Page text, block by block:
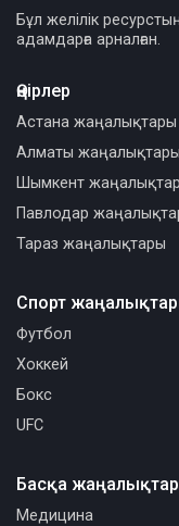
Бұл желілік
адамдарға арналған.
Өңірлер
Астана жаңалықтары
Алматы жаңалықтары
Шымкент
Павлодар
Тараз жаңалықтары
Спорт
Футбол
Хоккей
Бокс
UFC
Басқа жаңалықтар
Медицина